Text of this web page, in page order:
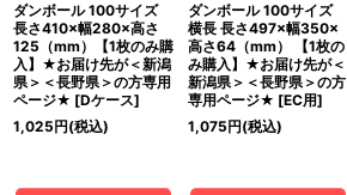
ダンボール 100サイズ
長さ410×幅280×高さ
125（mm）【1枚のみ購
入】★お届け先が＜新潟
県＞＜長野県＞の方専用
ページ★ [Dケース]
1,025円(税込)
ダンボール 100サイズ
横長 長さ497×幅350×
高さ64（mm） 【1枚の
み購入】★お届け先が＜
新潟県＞＜長野県＞の方
専用ページ★ [EC用]
1,075円(税込)